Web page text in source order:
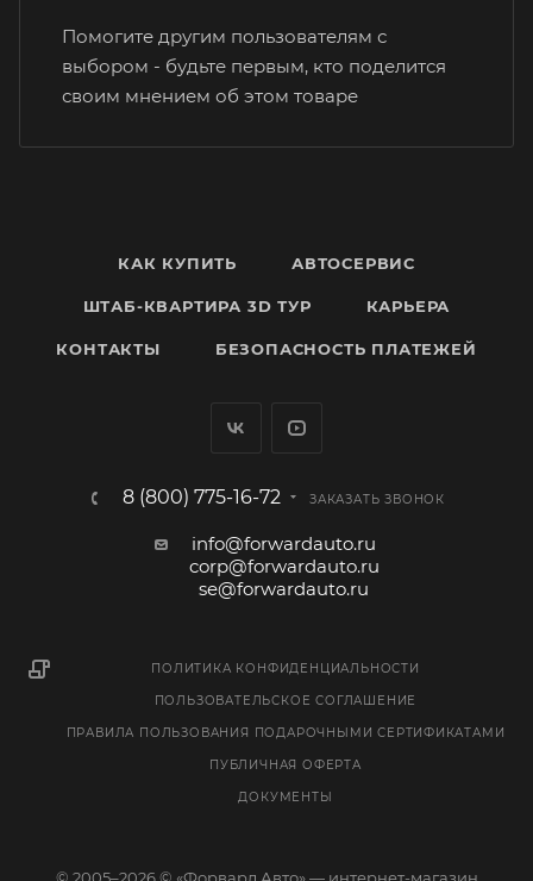
Помогите другим пользователям с
выбором - будьте первым, кто поделится
своим мнением об этом товаре
КАК КУПИТЬ АВТОСЕРВИС
ШТАБ-КВАРТИРА 3D ТУР КАРЬЕРА
КОНТАКТЫ БЕЗОПАСНОСТЬ ПЛАТЕЖЕЙ
8 (800) 775-16-72 ЗАКАЗАТЬ ЗВОНОК
info@forwardauto.ru
corp@forwardauto.ru
se@forwardauto.ru
ПОЛИТИКА КОНФИДЕНЦИАЛЬНОСТИ
ПОЛЬЗОВАТЕЛЬСКОЕ СОГЛАШЕНИЕ
ПРАВИЛА ПОЛЬЗОВАНИЯ ПОДАРОЧНЫМИ СЕРТИФИКАТАМИ
ПУБЛИЧНАЯ ОФЕРТА
ДОКУМЕНТЫ